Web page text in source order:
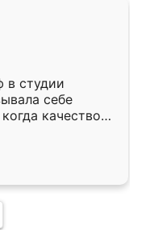
в студии
себе
качеством
уже почти